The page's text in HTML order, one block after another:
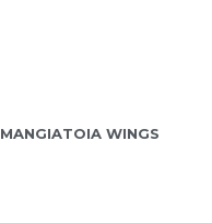
MANGIATOIA WINGS